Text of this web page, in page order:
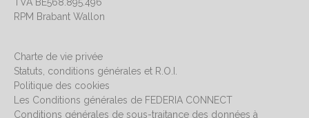
RPM Brabant Wallon
Charte de vie privée
Statuts, conditions générales et R.O.I.
Politique des cookies
Les Conditions générales de FEDERIA CONNECT
Conditions générales de sous-traitance des données à